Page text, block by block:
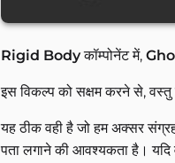
Rigid Bodyकॉम्पोनेंट में,
इस विकल्प को सक्षम करने से, वस्तु
यह ठीक वही है जो हम अक्सर
पता लगाने की आवश्यकता है।